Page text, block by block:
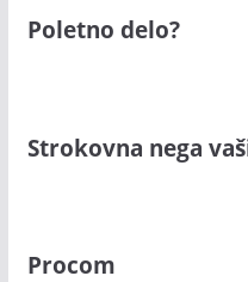
Poletno delo?
Strokovna nega
Procom